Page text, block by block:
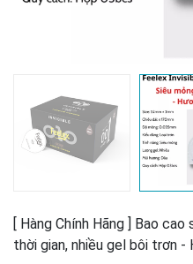
[ Hàng Chính Hãng ] Bao
thời gian, nhiều gel bôi trơn -